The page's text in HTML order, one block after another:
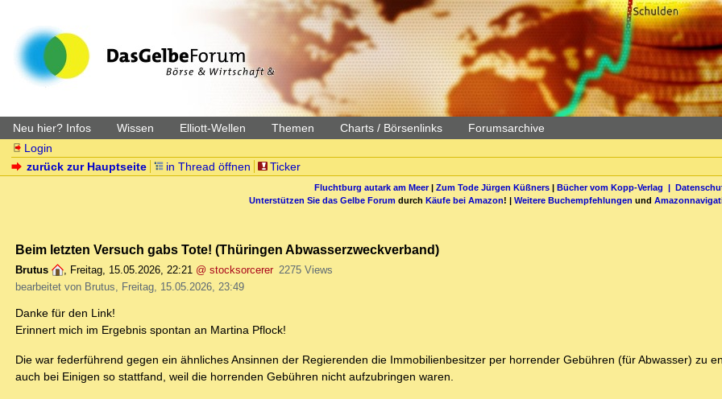
Neu hier? Infos Wissen Elliott-Wellen Themen Charts / Börsenlinks
Forumsarchive
Login
zurück zur Hauptseite
in Thread öffnen Ticker
Fluchtburg autark am Meer| Zum Tode Jürgen Küßners| Bücher vom Kopp-Verlag |
Unterstützen Sie das Gelbe Forum durch Käufe bei Amazon! | Weitere Buchempfehlungen und
Beim letzten Versuch gabs Tote! (Thüringen Abwasserzweckverband)
Brutus , Freitag, 15.05.2026, 22:21 @ stocksorcerer 2275 Views
bearbeitet von Brutus, Freitag, 15.05.2026, 23:49
Danke für den Link!
Erinnert mich im Ergebnis spontan an Martina Pflock!
Die war federführend gegen ein ähnliches Ansinnen der Regierenden die Immobilienbesitzer per horrender Gebühren (für Abwasser) zu
auch bei Einigen so stattfand, weil die horrenden Gebühren nicht aufzubringen waren.